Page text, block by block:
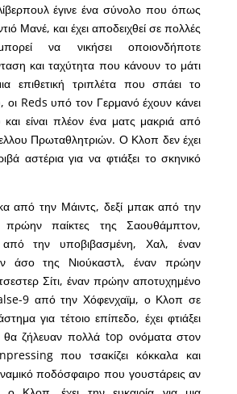
έγινε ένα σύνολο που όπως
Μανέ, και έχει αποδειχθεί σε πολλές
να νικήσει οποιονδήποτε
και ταχύτητα που κάνουν το μάτι
επιθετική τριπλέτα που σπάει το
Reds υπό τον Γερμανό έχουν κάνει
είναι πλέον ένα ματς μακριά από
Πρωταθλητριών. Ο Κλοπ δεν έχει
αστέρια για να φτιάξει το σκηνικό
από την Μάιντς, δεξί μπακ από την
πρώην παίκτες της Σαουθάμπτον,
την υποβιβασμένη, Χαλ, έναν
άσο της Νιούκαστλ, έναν πρώην
Σίτι, έναν πρώην αποτυχημένο
9 από την Χόφενχαϊμ, ο Κλοπ σε
για τέτοιο επίπεδο, έχει φτιάξει
ζήλευαν πολλά top ονόματα στον
που τσακίζει κόκκαλα και
ποδόσφαιρο που γουστάρεις αν